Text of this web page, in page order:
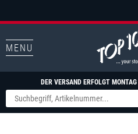
MENU
DER VERSAND ERFOLGT MONTAG